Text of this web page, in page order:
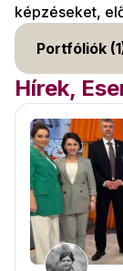
képzéseket,
Portfóliók
Hírek,